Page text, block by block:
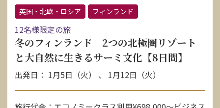
英国・北欧・ロシア
フィンランド
12名様限定の旅
冬のフィンランド 2つの北極圏リゾート
と大自然に生きるサーミ文化【8日間】
出発日： 1月5日（火） 、 1月12日（火）